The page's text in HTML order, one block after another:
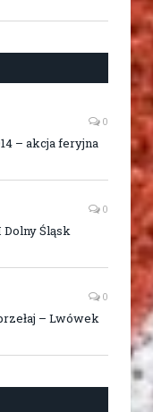
0
– akcja feryjna
0
Dolny Śląsk
0
– Lwówek